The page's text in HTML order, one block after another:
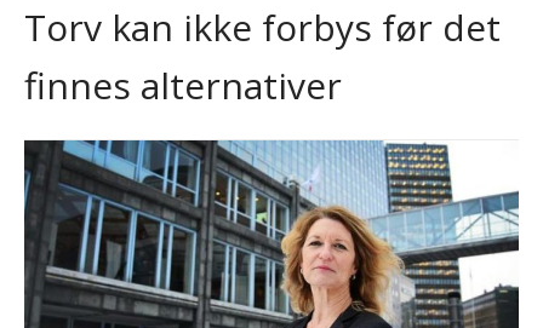
Torv kan ikke forbys før det
finnes alternativer